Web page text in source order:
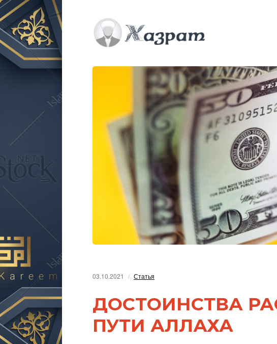
03.10.2021 Статья
ДОСТОИНСТВА
ПУТИ АЛЛАХА